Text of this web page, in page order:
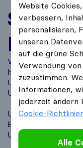
Website
verbessern,
personalisieren,
unseren
auf die grüne
Verwendung
zuzustimmen.
Informationen,
jederzeit ändern
Cookie-
Alle
Sirelo
Verwandeln Sie
helfen Sie Ihren
Umzugs. Mit Sirelo
Umzugsangebote
Unser
Echtzeit-Tracking
Umzugsunternehmen